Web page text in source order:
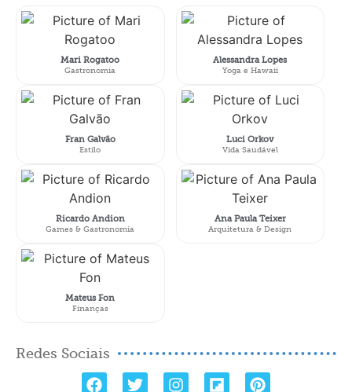
Mari Rogatoo
Gastronomia
Fran Galvão
Estilo
Ricardo Andion
Games & Gastronomia
Mateus Fon
Finanças
Alessandra Lopes
Yoga e Hawaii
Luci Orkov
Vida Saudável
Ana Paula Teixer
Arquitetura & Design
Redes Sociais